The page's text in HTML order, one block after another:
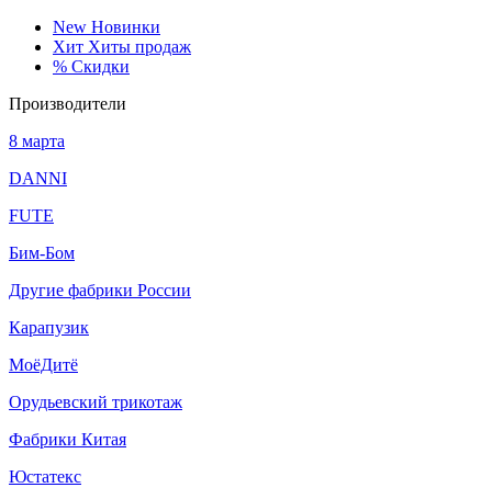
New Новинки
Хит Хиты продаж
% Скидки
Производители
8 марта
DANNI
FUTE
Бим-Бом
Другие фабрики России
Карапузик
МоёДитё
Орудьевский трикотаж
Фабрики Китая
Юстатекс